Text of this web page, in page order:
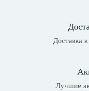
Доставка
Лучшие